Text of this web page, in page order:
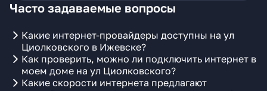
Часто задаваемые вопросы
Какие интернет-провайдеры доступны на ул
Циолковского в Ижевске?
Как проверить, можно ли подключить интернет в
моем доме на ул Циолковского?
Какие скорости интернета предлагают